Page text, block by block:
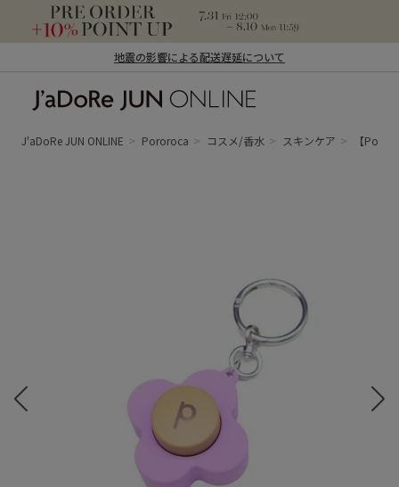
地震の影響による配送遅延について
ン オンライン）
J'aDoRe JUN ONLINE Pororoca コスメ/香水 スキンケア 【